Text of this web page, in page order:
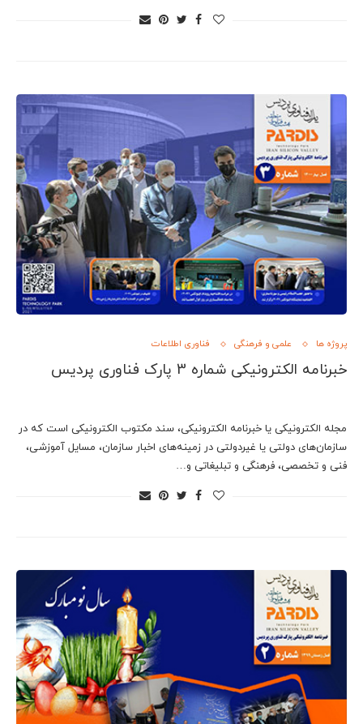
پروژه ها علمی و فرهنگی فناوری اطلاعات
خبرنامه الکترونیکی شماره 3 پارک فناوری پردیس
مجله الکترونیکی یا خبرنامه الکترونیکی، سند مکتوب الکترونیکی است که در
سازمان‌های دولتی یا غیردولتی در زمینه‌های اخبار سازمان، مسایل آموزشی،
فنی و تخصصی، فرهنگی و تبلیغاتی و…